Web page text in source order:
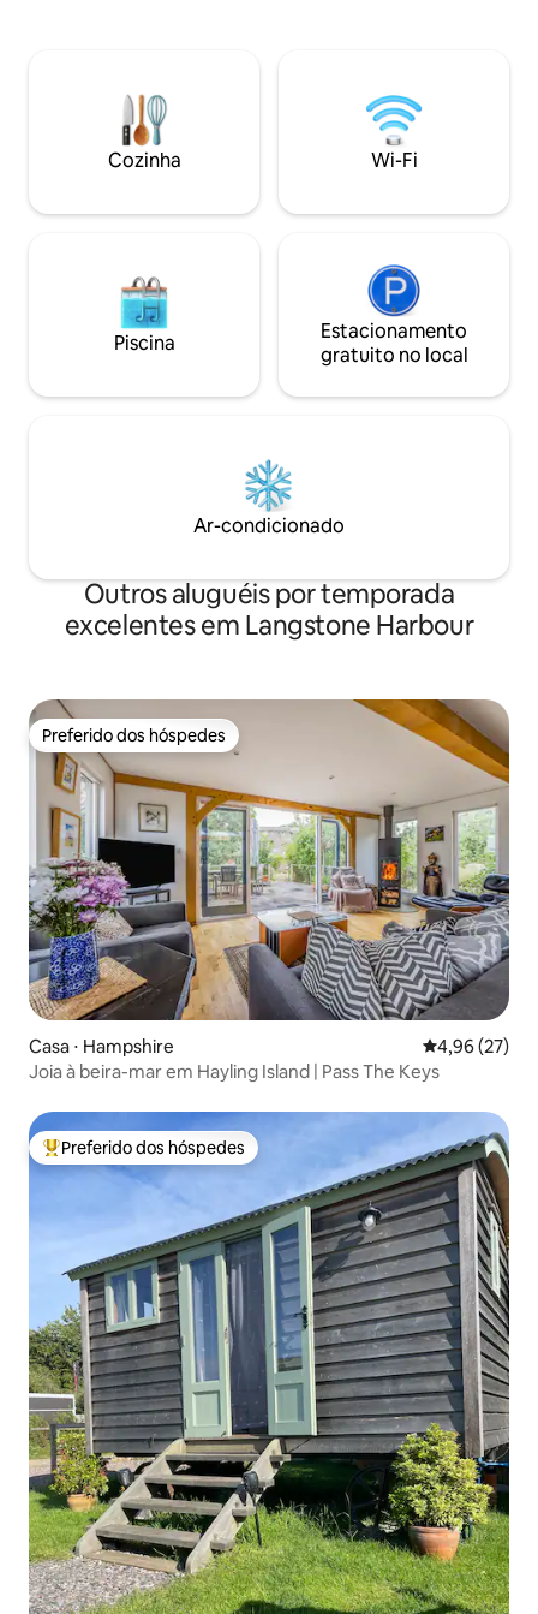
TV/Wi-Fi, banheiro separado com
chuveiro. Cama de casal super king, mais
2 camas de solteiro no grande piso
mezanino com vista para o mar.
observar
outono/inverno.
livre de animais
de maré.
Cozinha Wi-Fi
Piscina
Estacionamento
gratuito no local
Ar-condicionado
Outros aluguéis por temporada
excelentes em Langstone Harbour
Preferido dos hóspedes
Preferido dos hóspedes
Casa ⋅ Hampshire 4,96 de uma
4,96 (27)
Joia à beira-mar em Hayling Island | Pass The Keys
Entre os melhores preferidos dos hóspedes
Preferido dos hóspedes